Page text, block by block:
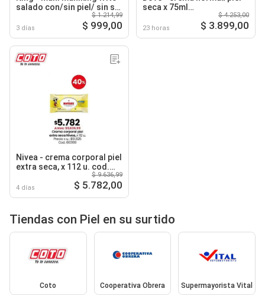
salado con/sin piel/ sin sal
3 días
$ 1.214,99
$ 999,00
seca x 75ml
23 horas
$ 4.253,00
$ 3.899,00
Nivea - crema corporal piel
extra seca, x 112 u. cod.
4 días
$ 9.636,99
$ 5.782,00
Tiendas con Piel en su surtido
Coto Cooperativa Obrera Supermayorista Vital